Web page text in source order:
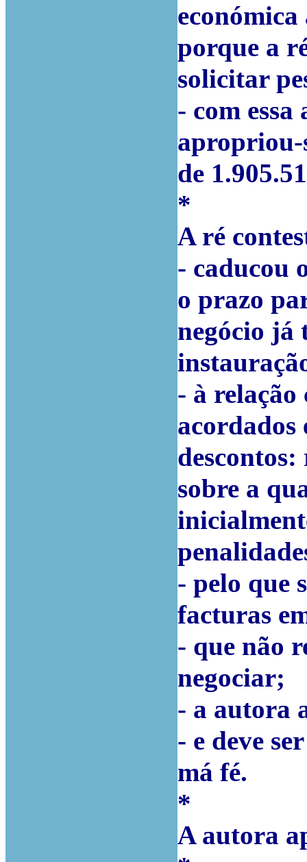
porque a
solicitar
- com
apropriou-
de
*
A ré
- caducou
o prazo
negócio já
- à
acordados
sobre a
- pelo que
facturas
- que não
negociar;
- a autora
- e deve
má fé.
*
A autora